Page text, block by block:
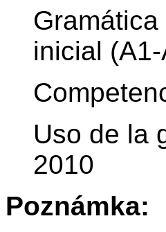
inicial
Uso de la
2010
Poznámka: